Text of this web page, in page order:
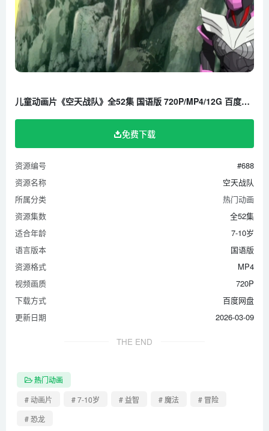
儿童动画片《空天战队》全52集 国语版 720P/MP4/12G 百度云网盘下载
免费下载
资源编号
#688
资源名称
空天战队
所属分类
热门动画
资源集数
全52集
适合年龄
7-10岁
语言版本
国语版
资源格式
MP4
视频画质
720P
下载方式
百度网盘
更新日期
2026-03-09
THE END
热门动画
# 动画片
# 7-10岁 # 益智 # 魔法
# 冒险
# 恐龙